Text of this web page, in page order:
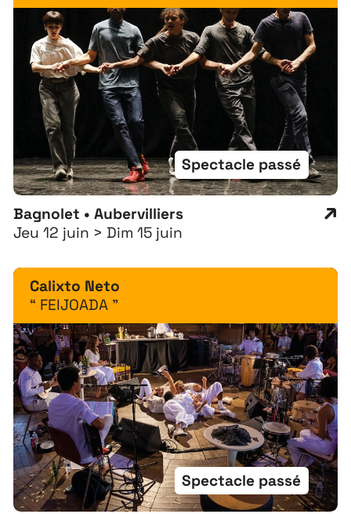
Bagnolet • Aubervilliers
Jeu 12 juin > Dim 15 juin
Spectacle passé
Spectacle passé
Calixto Neto
“ FEIJOADA ”